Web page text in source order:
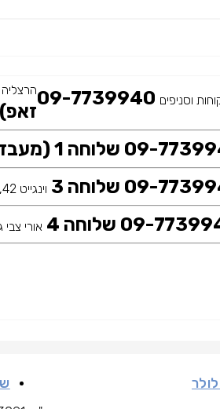
וסניפים
הרצליה
זאפ)
שלוחה 1 (מעבדה ראשית)
שלוחה 3 וינגייט 42, כיכר דה שליט
שלוחה 4 אורי צבי